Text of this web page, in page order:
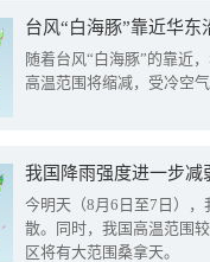
台风“白海豚”靠近华
随着台风“白海豚”的靠近
高温范围将缩减，受冷空
今明天（8月6日至7日）
散。同时，我国高温范围
区将有大范围桑拿天。